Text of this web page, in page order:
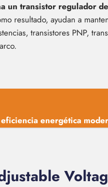
un transistor regulador
resultado, ayudan a
transistores PNP,
energética